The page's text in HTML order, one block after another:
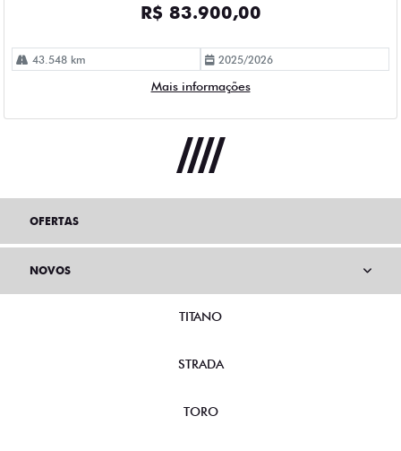
R$ 83.900,00
43.548 km 2025/2026
Mais informações
OFERTAS
NOVOS
TITANO
STRADA
TORO